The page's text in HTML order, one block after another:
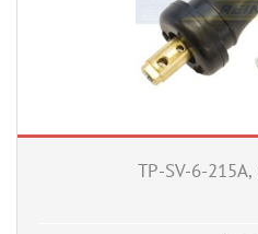
TP-SV-6-215A,